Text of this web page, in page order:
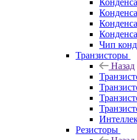
Чип
Транзисторы
Назад
Резисторы